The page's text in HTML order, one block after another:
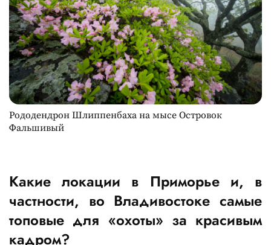
Рододендрон Шлиппенбаха на мысе Островок
Фальшивый
Какие локации в Приморье и, в
частности, во Владивостоке самые
топовые для «охоты» за красивым
кадром?